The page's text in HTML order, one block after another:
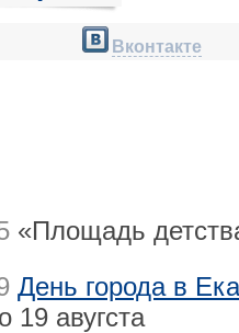
Вконтакте
«Площадь
День города в
19 авугста